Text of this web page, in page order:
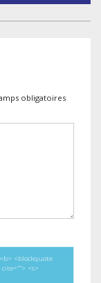
obligatoires
<blockquote
<s>